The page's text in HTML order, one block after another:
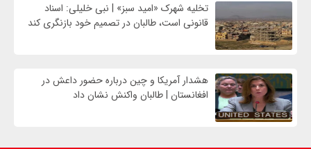
تخلیه شهرک «امید سبز» | نبی خلیلی: اسناد
قانونی است، طالبان در تصمیم خود بازنگری کند
هشدار آمریکا و چین درباره حضور داعش در
افغانستان | طالبان واکنش نشان داد